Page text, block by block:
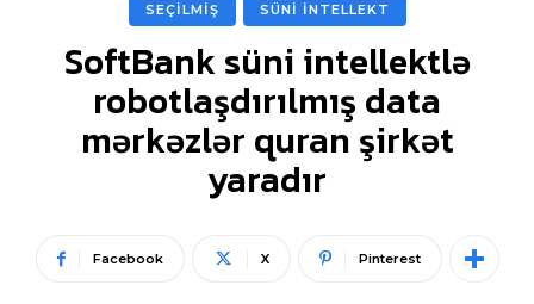
SEÇİLMİŞ SÜNİ İNTELLEKT
SoftBank süni intellektlə
robotlaşdırılmış data
mərkəzlər quran şirkət
yaradır
Facebook X Pinterest